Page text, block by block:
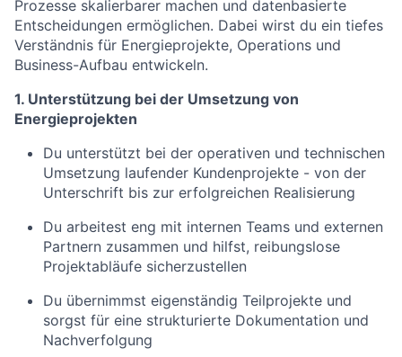
Prozesse skalierbarer machen und datenbasierte
Entscheidungen ermöglichen. Dabei wirst du ein tiefes
Verständnis für Energieprojekte, Operations und
Business-Aufbau entwickeln.
1. Unterstützung bei der Umsetzung von
Energieprojekten
Du unterstützt bei der operativen und technischen
Umsetzung laufender Kundenprojekte - von der
Unterschrift bis zur erfolgreichen Realisierung
Du arbeitest eng mit internen Teams und externen
Partnern zusammen und hilfst, reibungslose
Projektabläufe sicherzustellen
Du übernimmst eigenständig Teilprojekte und
sorgst für eine strukturierte Dokumentation und
Nachverfolgung